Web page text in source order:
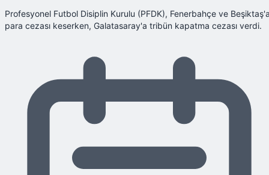
Profesyonel Futbol Disiplin Kurulu (PFDK), Fenerbahçe ve
para cezası keserken, Galatasaray'a tribün kapatma cezası verdi.